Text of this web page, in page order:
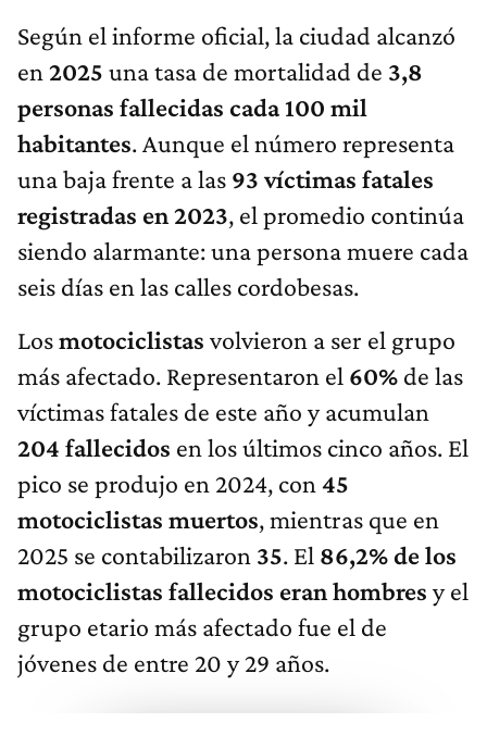
Según el informe oficial, la ciudad alcanzó
en 2025 una tasa de mortalidad de 3,8
personas fallecidas cada 100 mil
habitantes. Aunque el número representa
una baja frente a las 93 víctimas fatales
registradas en 2023, el promedio continúa
siendo alarmante: una persona muere cada
seis días en las calles cordobesas.
Losmotociclistas volvieron a ser el grupo
más afectado. Representaron el 60% de las
víctimas fatales de este año y acumulan
204 fallecidos en los últimos cinco años. El
pico se produjo en 2024, con 45
motociclistas muertos, mientras que en
2025 se contabilizaron 35. El 86,2% de los
motociclistas fallecidos eran hombres y el
grupo etario más afectado fue el de
jóvenes de entre 20 y 29 años.